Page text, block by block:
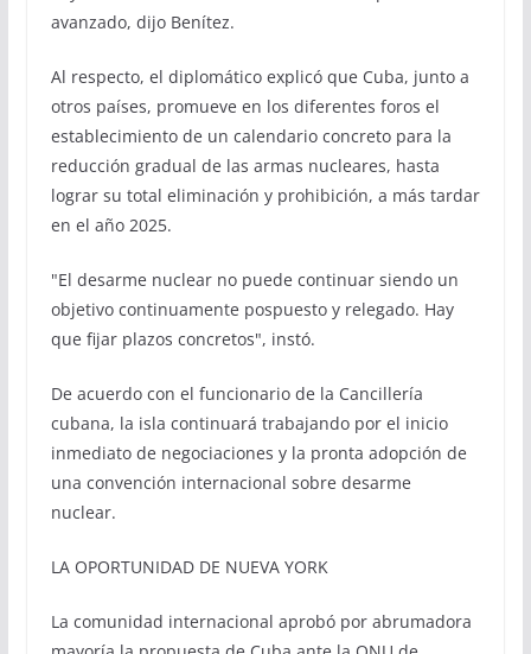
avanzado, dijo Benítez.
Al respecto, el diplomático explicó que Cuba, junto a
otros países, promueve en los diferentes foros el
establecimiento de un calendario concreto para la
reducción gradual de las armas nucleares, hasta
lograr su total eliminación y prohibición, a más tardar
en el año 2025.
"El desarme nuclear no puede continuar siendo un
objetivo continuamente pospuesto y relegado. Hay
que fijar plazos concretos", instó.
De acuerdo con el funcionario de la Cancillería
cubana, la isla continuará trabajando por el inicio
inmediato de negociaciones y la pronta adopción de
una convención internacional sobre desarme
nuclear.
LA OPORTUNIDAD DE NUEVA YORK
La comunidad internacional aprobó por abrumadora